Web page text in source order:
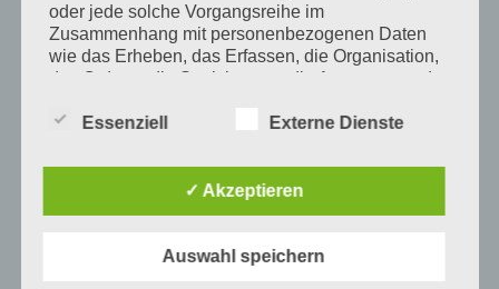
Dezember 2019
November 2019
oder jede solche Vorgangsreihe im
Zusammenhang mit personenbezogenen Daten
wie das Erheben, das Erfassen, die Organisation,
das Ordnen, die Speicherung, die Anpassung oder
Verwendung, die Offenlegung durch Übermittlung,
Bereitstellung, den Abgleich oder die Verknüpfung,
die Einschränkung, das Löschen oder die
Vernichtung.
Essenziell Externe Dienste
✓ Akzeptieren
Auswahl speichern